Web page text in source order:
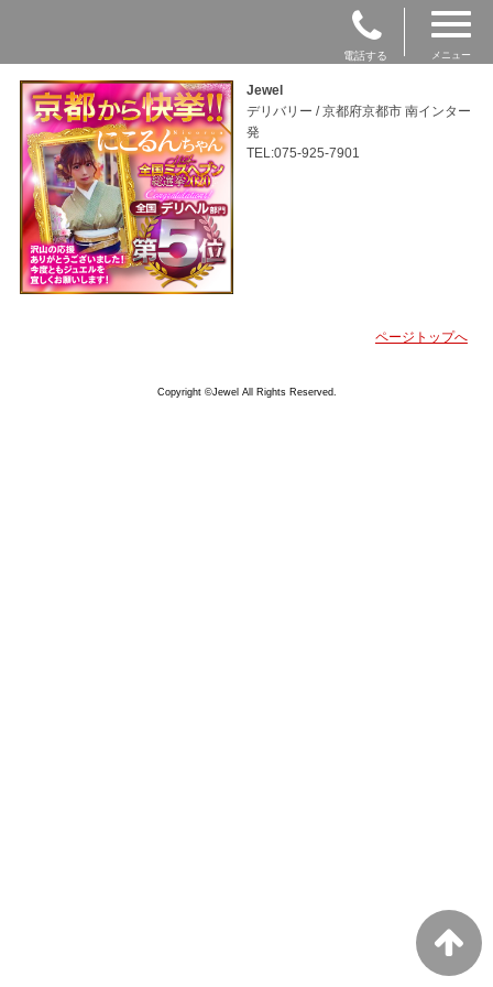
電話する メニュー
Jewel
デリバリー / 京都府京都市 南インター
発
TEL:075-925-7901
ページトップへ
Copyright ©Jewel All Rights Reserved.